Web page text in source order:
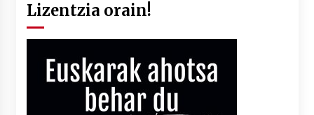
Lizentzia orain!